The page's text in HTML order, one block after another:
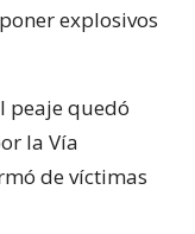
explosivos
peaje quedó
la Vía
de víctimas